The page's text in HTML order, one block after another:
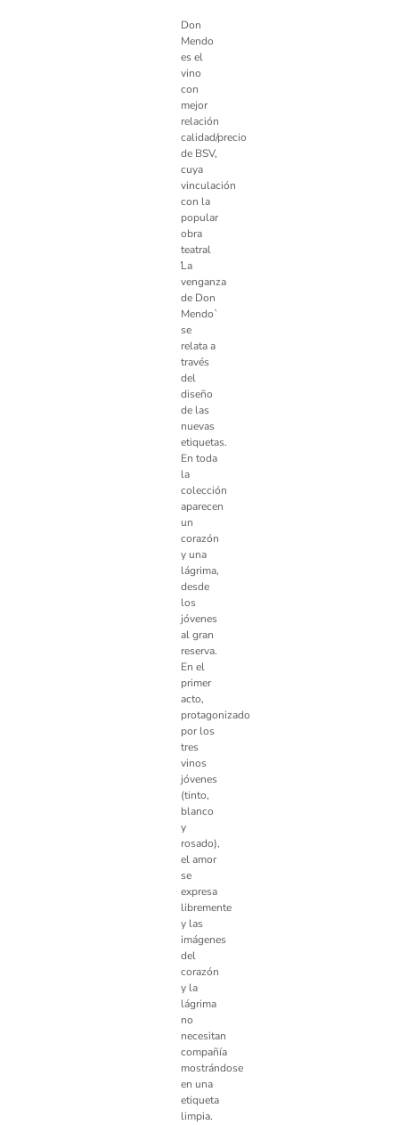
Don
Mendo
es el
vino
con
mejor
relación
calidad/precio
de BSV,
cuya
vinculación
con la
popular
obra
teatral
́La
venganza
de Don
Mendo`
se
relata a
través
del
diseño
de las
nuevas
etiquetas.
En toda
la
colección
aparecen
un
corazón
y una
lágrima,
desde
los
jóvenes
al gran
reserva.
En el
primer
acto,
protagonizado
por los
tres
vinos
jóvenes
(tinto,
blanco
y
rosado),
el amor
se
expresa
libremente
y las
imágenes
del
corazón
y la
lágrima
no
necesitan
compañía
mostrándose
en una
etiqueta
limpia.